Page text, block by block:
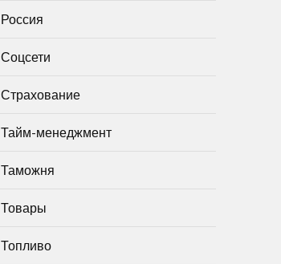
Россия
Соцсети
Страхование
Тайм-менеджмент
Таможня
Товары
Топливо